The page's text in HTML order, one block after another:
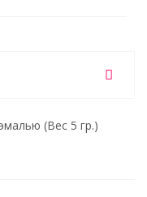
(Вес 5 гр.)